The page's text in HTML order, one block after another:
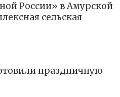
России» в Амурской
сельская
праздничную